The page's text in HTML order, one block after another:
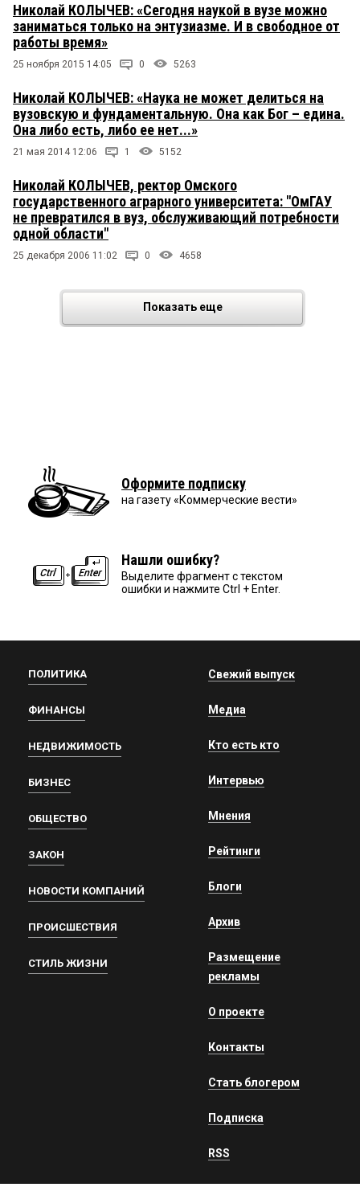
Николай КОЛЫЧЕВ: «Сегодня наукой в вузе можно
заниматься только на энтузиазме. И в свободное от
работы время»
25 ноября 2015 14:05 0 5263
Николай КОЛЫЧЕВ: «Наука не может делиться на
вузовскую и фундаментальную. Она как Бог – едина.
Она либо есть, либо ее нет...»
21 мая 2014 12:06 1 5152
Николай КОЛЫЧЕВ, ректор Омского
государственного аграрного университета: "ОмГАУ
не превратился в вуз, обслуживающий потребности
одной области"
25 декабря 2006 11:02 0 4658
Показать еще
Оформите подписку
на газету «Коммерческие вести»
Нашли ошибку?
Выделите фрагмент с текстом
ошибки и нажмите Ctrl + Enter.
ПОЛИТИКА
ФИНАНСЫ
НЕДВИЖИМОСТЬ
БИЗНЕС
ОБЩЕСТВО
ЗАКОН
НОВОСТИ КОМПАНИЙ
ПРОИСШЕСТВИЯ
СТИЛЬ ЖИЗНИ
Свежий выпуск
Медиа
Кто есть кто
Интервью
Мнения
Рейтинги
Блоги
Архив
Размещение
рекламы
О проекте
Контакты
Стать блогером
Подписка
RSS